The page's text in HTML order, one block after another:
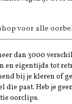
voor alle
dan 3000
en eigentijds tot
bij je kleren of
die past. Heb je
oorclips.